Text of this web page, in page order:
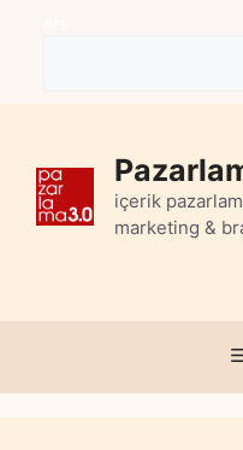
içerik
marketing &